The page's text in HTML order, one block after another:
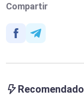
Compartir
Recomendado